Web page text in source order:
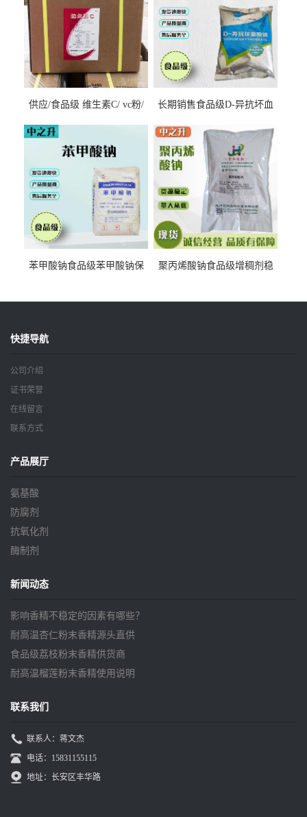
供应/食品级 维生素C/ vc粉/
长期销售食品级D-异抗坏血
苯甲酸钠食品级苯甲酸钠保
聚丙烯酸钠食品级增稠剂稳
快捷导航
公司介绍
证书荣誉
在线留言
联系方式
产品展厅
氨基酸
防腐剂
抗氧化剂
酶制剂
新闻动态
影响香精不稳定的因素有哪些？
耐高温杏仁粉末香精源头直供
食品级荔枝粉末香精供货商
耐高温榴莲粉末香精使用说明
联系我们
联系人：蒋文杰
电话：15831155115
地址：长安区丰华路